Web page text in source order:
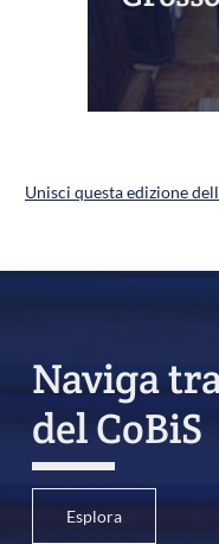
Unisci questa edizione
Naviga
del CoBiS
Esplora